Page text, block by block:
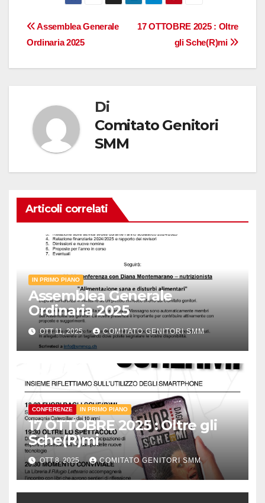
Navigazione
17 OTTOBRE 2025 : Oltre
gli Sche(R)mi
Assemblea Generale
Ordinaria 2025
Di
Comitato Genitori
SMM
Articoli correlati
IN PRIMO PIANO
Assemblea Generale
Ordinaria 2025
OTT 11, 2025 COMITATO GENITORI SMM
CONFERENZE IN PRIMO PIANO
17 OTTOBRE 2025 : Oltre gli
Sche(R)mi
OTT 8, 2025 COMITATO GENITORI SMM